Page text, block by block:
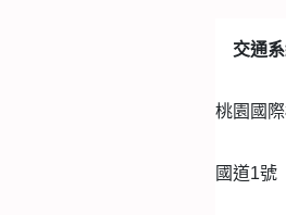
交通
桃園國
國道1號